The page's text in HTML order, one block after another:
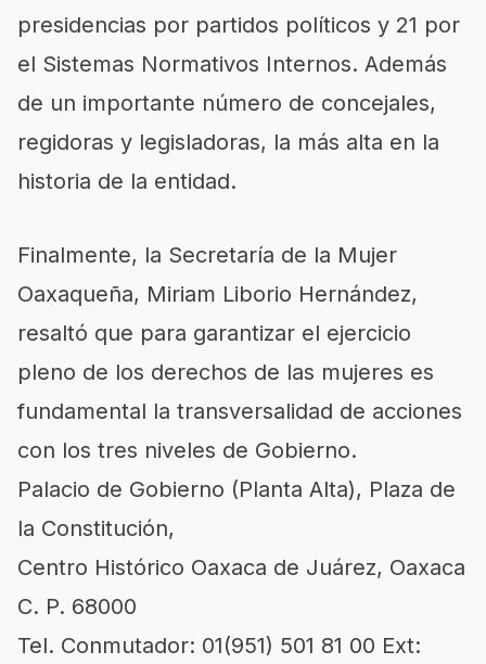
presidencias por partidos políticos y 21 por
el Sistemas Normativos Internos. Además
de un importante número de concejales,
regidoras y legisladoras, la más alta en la
historia de la entidad.
Finalmente, la Secretaría de la Mujer
Oaxaqueña, Miriam Liborio Hernández,
resaltó que para garantizar el ejercicio
pleno de los derechos de las mujeres es
fundamental la transversalidad de acciones
con los tres niveles de Gobierno.
Palacio de Gobierno (Planta Alta), Plaza de
la Constitución,
Centro Histórico Oaxaca de Juárez, Oaxaca
C. P. 68000
Tel. Conmutador: 01(951) 501 81 00 Ext: